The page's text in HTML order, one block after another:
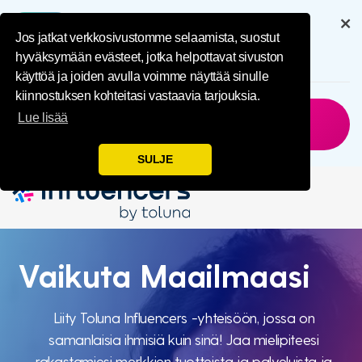
Jos jatkat verkkosivustomme selaamista, suostut
hyväksymään evästeet, jotka helpottavat sivuston
käyttöä ja joiden avulla voimme näyttää sinulle
kiinnostuksen kohteitasi vastaavia tarjouksia.
Lue lisää
SULJE
IMPL Home
sovelluksemme kautta
6.5MLataukset
Vaikuta
Maailmaas
Vaikuta Maailmaasi
Liity Toluna Influencers -yhteisöön, jossa on
samanlaisia ​​ihmisiä kuin sinä! Jaa mielipiteesi